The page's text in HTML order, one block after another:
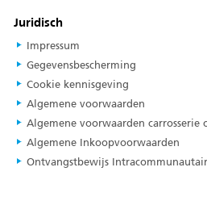
Juridisch
Impressum
Gegevensbescherming
Cookie kennisgeving
Algemene voorwaarden
Algemene voorwaarden carrosserie
Algemene Inkoopvoorwaarden
Ontvangstbewijs